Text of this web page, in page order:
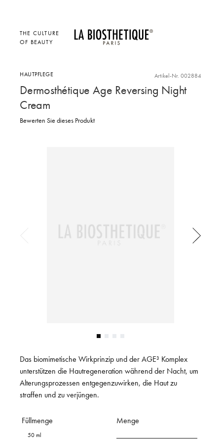
THE CULTURE
OF BEAUTY
HAUTPFLEGE Artikel-Nr. 002884
Dermosthétique Age Reversing Night
Cream
Bewerten Sie dieses Produkt
Das biomimetische Wirkprinzip und der AGE³ Komplex
unterstützen die Hautregeneration während der Nacht, um
Alterungsprozessen entgegenzuwirken, die Haut zu
straffen und zu verjüngen.
Füllmenge
50 ml
Menge